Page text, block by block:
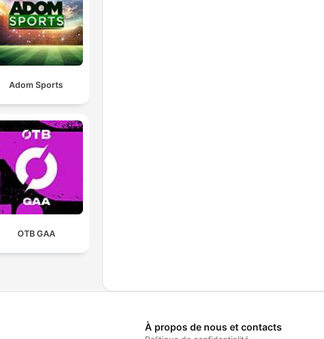
Adom Sports
OTB GAA
À propos de nous et contacts